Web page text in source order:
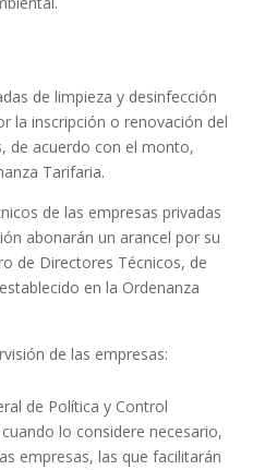
de limpieza y desinfección
la inscripción o renovación del
de acuerdo con el monto,
Tarifaria.
de las empresas privadas
abonarán un arancel por su
de Directores Técnicos, de
en la Ordenanza
de las empresas:
de Política y Control
lo considere necesario,
empresas, las que facilitarán